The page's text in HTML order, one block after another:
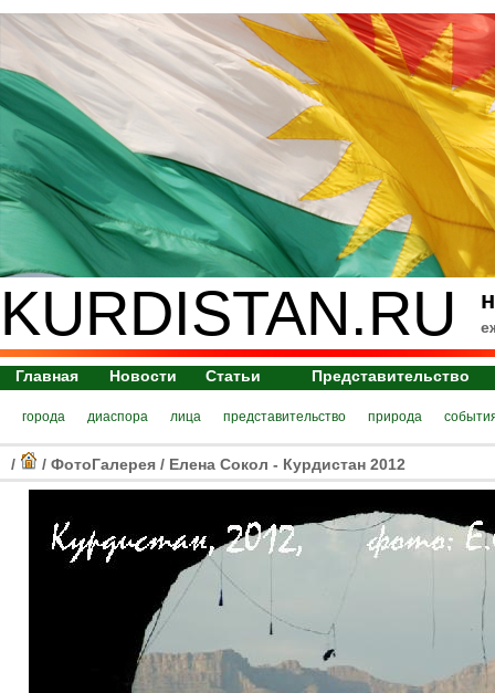
KURDISTAN.RU
Главная Новости Статьи Представительство
города диаспора лица представительство природа
/ / ФотоГалерея / Елена Сокол - Курдистан 2012